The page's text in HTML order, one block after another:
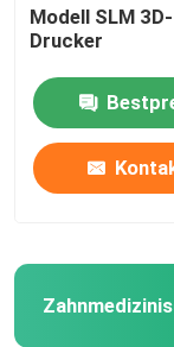
Maschine zum
Maschine
Maschine
Modell SLM 3D-
Drucker